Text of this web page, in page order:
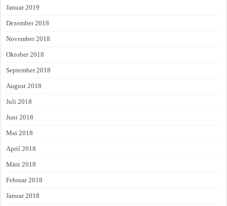
Januar 2019
Dezember 2018
November 2018
Oktober 2018
September 2018
August 2018
Juli 2018
Juni 2018
Mai 2018
April 2018
März 2018
Februar 2018
Januar 2018